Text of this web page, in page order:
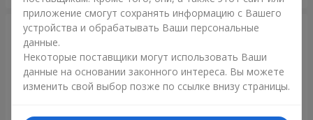
приложение смогут сохранять информацию с Вашего
устройства и обрабатывать Ваши персональные
данные.
Некоторые поставщики могут использовать Ваши
данные на основании законного интереса. Вы можете
изменить свой выбор позже по ссылке внизу страницы.